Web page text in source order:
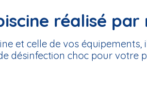
réalisé
et celle de vos
désinfection choc pour